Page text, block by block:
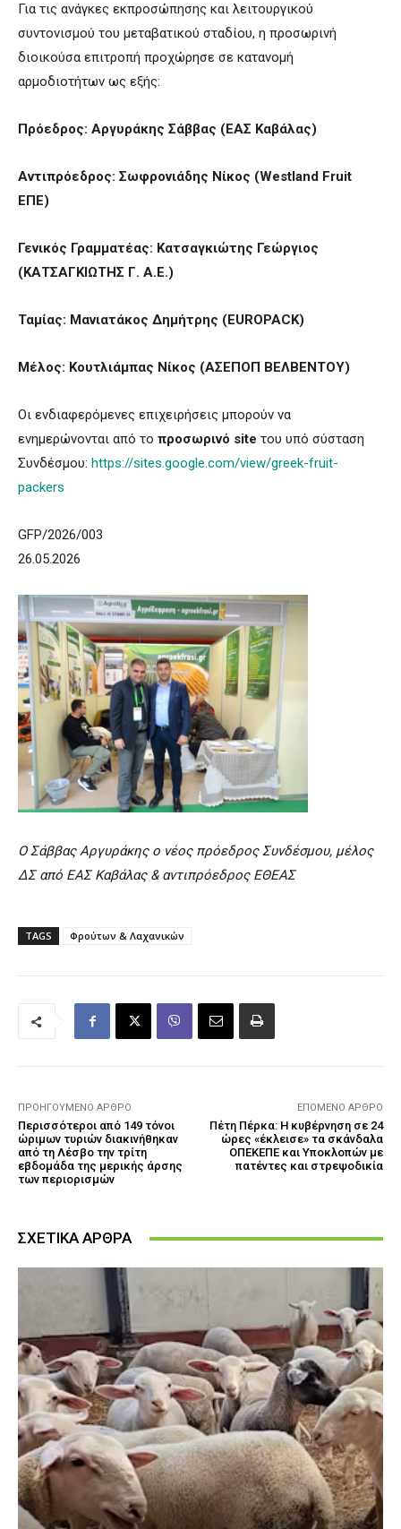
Για τις ανάγκες εκπροσώπησης και λειτουργικού
συντονισμού του μεταβατικού σταδίου, η προσωρινή
διοικούσα επιτροπή προχώρησε σε κατανομή
αρμοδιοτήτων ως εξής:
Πρόεδρος: Αργυράκης Σάββας (ΕΑΣ Καβάλας)
Αντιπρόεδρος: Σωφρονιάδης Νίκος (Westland Fruit
ΕΠΕ)
Γενικός Γραμματέας: Κατσαγκιώτης Γεώργιος
(ΚΑΤΣΑΓΚΙΩΤΗΣ Γ. Α.Ε.)
Ταμίας: Μανιατάκος Δημήτρης (EUROPACK)
Μέλος: Κουτλιάμπας Νίκος (ΑΣΕΠΟΠ ΒΕΛΒΕΝΤΟΥ)
Οι ενδιαφερόμενες επιχειρήσεις μπορούν να
ενημερώνονται από το προσωρινό site του υπό σύσταση
Συνδέσμου: https://sites.google.com/view/greek-fruit-
packers
GFP/2026/003
26.05.2026
Ο Σάββας Αργυράκης ο νέος πρόεδρος Συνδέσμου, μέλος
ΔΣ από ΕΑΣ Καβάλας & αντιπρόεδρος ΕΘΕΑΣ
TAGS Φρούτων & Λαχανικών
ΠΡΟΗΓΟΎΜΕΝΟ ΆΡΘΡΟ
Περισσότεροι από 149 τόνοι
ώριμων τυριών διακινήθηκαν
από τη Λέσβο την τρίτη
εβδομάδα της μερικής άρσης
των περιορισμών
ΕΠΌΜΕΝΟ ΆΡΘΡΟ
Πέτη Πέρκα: Η κυβέρνηση σε 24
ώρες «έκλεισε» τα σκάνδαλα
ΟΠΕΚΕΠΕ και Υποκλοπών με
πατέντες και στρεψοδικία
ΣΧΕΤΙΚΑ ΑΡΘΡΑ